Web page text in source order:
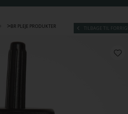
>BR PLEJE PRODUKTER TILBAGE TIL FORRIGE